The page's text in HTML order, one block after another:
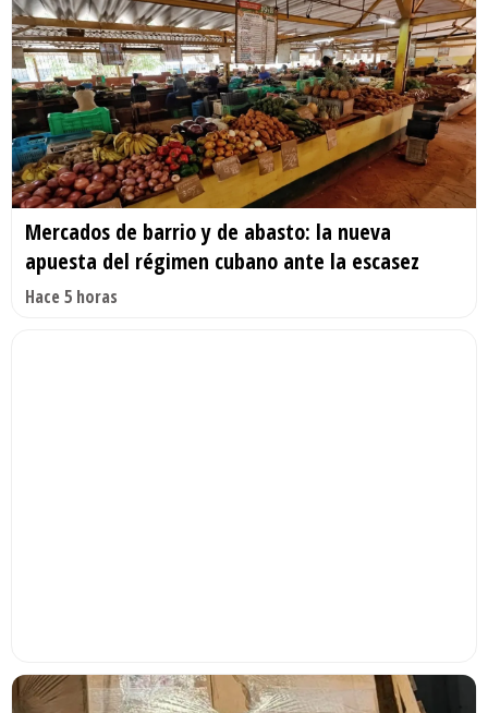
Mercados de barrio y de abasto: la nueva
apuesta del régimen cubano ante la escasez
Hace 5 horas